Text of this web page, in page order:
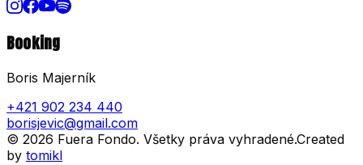
Booking
Boris Majerník
+421 902 234 440
borisjevic@gmail.com
© 2026 Fuera Fondo. Všetky práva vyhradené.Created
by tomikl